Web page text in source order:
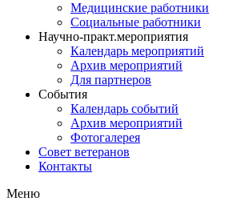
Медицинские работники
Социальные работники
Научно-практ.мероприятия
Календарь мероприятий
Архив мероприятий
Для партнеров
События
Календарь событий
Архив мероприятий
Фотогалерея
Совет ветеранов
Контакты
Меню